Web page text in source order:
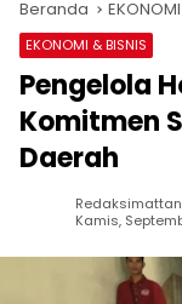
Beranda
EKONOMI & BISNIS
Pengelola
Komitmen
Daerah
Kamis,